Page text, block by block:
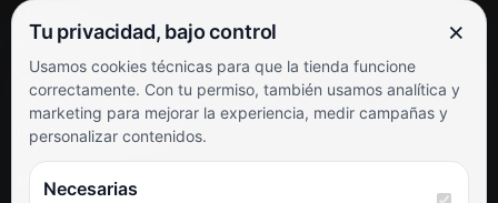
Soporte al cliente
Contacto
Términos y condiciones
Preguntas frecuentes
SÍGUENOS
Tu privacidad, bajo control ×
Usamos cookies técnicas para que la tienda funcione
correctamente. Con tu permiso, también usamos analítica y
marketing para mejorar la experiencia, medir campañas y
personalizar contenidos.
Necesarias